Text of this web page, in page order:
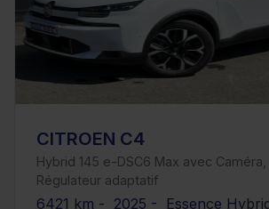
CITROEN C4
Hybrid 145 e-DSC6 Max avec Caméra,
Régulateur adaptatif
6421 km - 2025 - Essence